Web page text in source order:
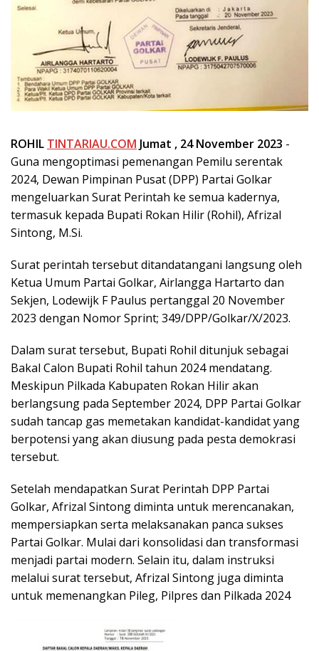
ROHIL TINTARIAU.COM Jumat , 24 November 2023 -
Guna mengoptimasi pemenangan Pemilu serentak
2024, Dewan Pimpinan Pusat (DPP) Partai Golkar
mengeluarkan Surat Perintah ke semua kadernya,
termasuk kepada Bupati Rokan Hilir (Rohil), Afrizal
Sintong, M.Si.
Surat perintah tersebut ditandatangani langsung oleh
Ketua Umum Partai Golkar, Airlangga Hartarto dan
Sekjen, Lodewijk F Paulus pertanggal 20 November
2023 dengan Nomor Sprint; 349/DPP/Golkar/X/2023.
Dalam surat tersebut, Bupati Rohil ditunjuk sebagai
Bakal Calon Bupati Rohil tahun 2024 mendatang.
Meskipun Pilkada Kabupaten Rokan Hilir akan
berlangsung pada September 2024, DPP Partai Golkar
sudah tancap gas memetakan kandidat-kandidat yang
berpotensi yang akan diusung pada pesta demokrasi
tersebut.
Setelah mendapatkan Surat Perintah DPP Partai
Golkar, Afrizal Sintong diminta untuk merencanakan,
mempersiapkan serta melaksanakan panca sukses
Partai Golkar. Mulai dari konsolidasi dan transformasi
menjadi partai modern. Selain itu, dalam instruksi
melalui surat tersebut, Afrizal Sintong juga diminta
untuk memenangkan Pileg, Pilpres dan Pilkada 2024